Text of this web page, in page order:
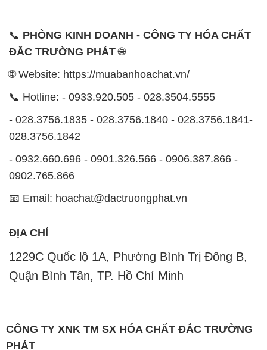
📞 PHÒNG KINH DOANH - CÔNG TY HÓA CHẤT
ĐẮC TRƯỜNG PHÁT🌐
🌐 Website: https://muabanhoachat.vn/
📞 Hotline: - 0933.920.505 - 028.3504.5555
- 028.3756.1835 - 028.3756.1840 - 028.3756.1841-
028.3756.1842
- 0932.660.696 - 0901.326.566 - 0906.387.866 -
0902.765.866
📧 Email: hoachat@dactruongphat.vn
ĐỊA CHỈ
1229C Quốc lộ 1A, Phường Bình Trị Đông B,
Quận Bình Tân, TP. Hồ Chí Minh
CÔNG TY XNK TM SX HÓA CHẤT ĐẮC TRƯỜNG
PHÁT